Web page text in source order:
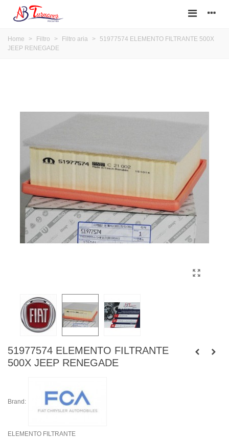
Home > Filtro > Filtro aria >
51977574 ELEMENTO FILTRANTE 500X
JEEP RENEGADE
51977574 ELEMENTO FILTRANTE
500X JEEP RENEGADE
Brand:
ELEMENTO FILTRANTE